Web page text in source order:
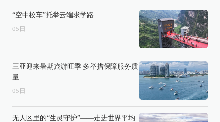
“空中校车”托举云端求学路
05 日
三亚迎来暑期旅游旺季 多举措保障服务质
量
05 日
无人区里的“生灵守护”——走进世界平均